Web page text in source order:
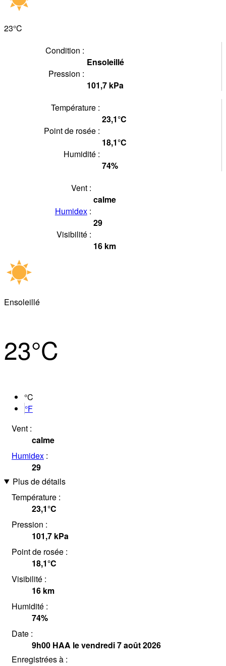
23°C
Condition :
Ensoleillé
Pression :
101,7 kPa
Température :
23,1°C
Point de rosée :
18,1°C
Humidité :
74%
Vent :
calme
Humidex:
29
Visibilité :
16 km
Ensoleillé
23°C
°C
°F
Vent :
calme
Humidex :
29
Plus de détails
Température :
23,1°C
Pression :
101,7 kPa
Point de rosée :
18,1°C
Visibilité :
16 km
Humidité :
74%
Date :
9h00 HAA le vendredi 7 août 2026
Enregistrées à :